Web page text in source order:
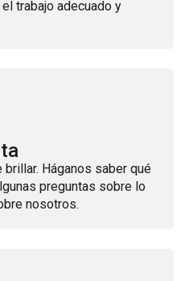
trabajo adecuado y
Háganos saber qué
preguntas sobre lo
nosotros.